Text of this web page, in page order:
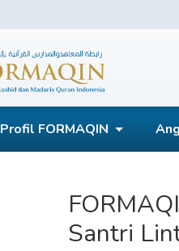
Profil FORMAQIN
Santri